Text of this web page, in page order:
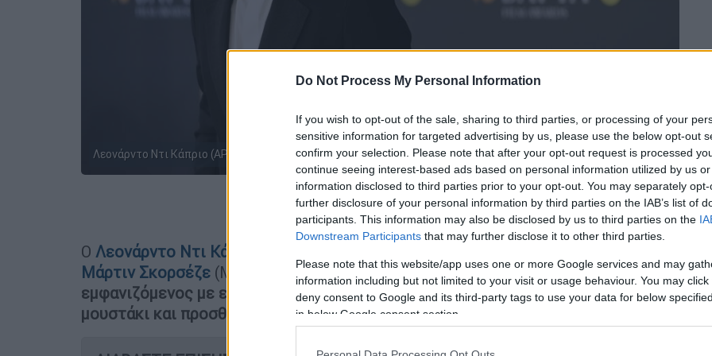
Do Not Process My Personal Information
If you wish to opt-out of the sale, sharing to third parties, or processing of your
sensitive information for targeted advertising by us, please use the below opt-out
confirm your selection. Please note that after your opt-out request is processed
continue seeing interest-based ads based on personal information utilized by us
information disclosed to third parties prior to your opt-out. You may separately
further disclosure of your personal information by third parties on the IAB’s list of
participants. This information may also be disclosed by us to third parties on the
Downstream Participants that may further disclose it to other third parties.
Please note that this website/app uses one or more Google services and may
information including but not limited to your visit or usage behaviour. You may
deny consent to Google and its third-party tags to use your data for below
in below Google consent section.
Λεονάρντο Ντι Κάπριο (AP)
Προσθέστε το ΕΘΝΟΣ στη Google
Ο Λεονάρντο Ντι Κάπριο
Μάρτιν Σκορσέζε (Martin Scorsese), με τίτλο «What Happens at Night»,
εμφανιζόμενος με εντελώς διαφορετική εμφάνιση, που περιλαμβάνει πυκνό
μουστάκι και προσθετική κοιλιά.